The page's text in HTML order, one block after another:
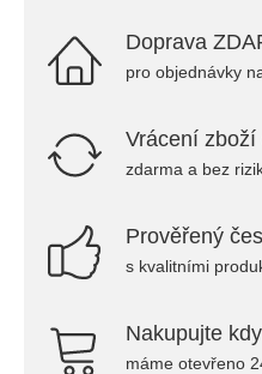
Doprava
pro objednávky
Vrácení zboží
zdarma a bez
Prověřený
s kvalitními
Nakupujte
máme otevřeno